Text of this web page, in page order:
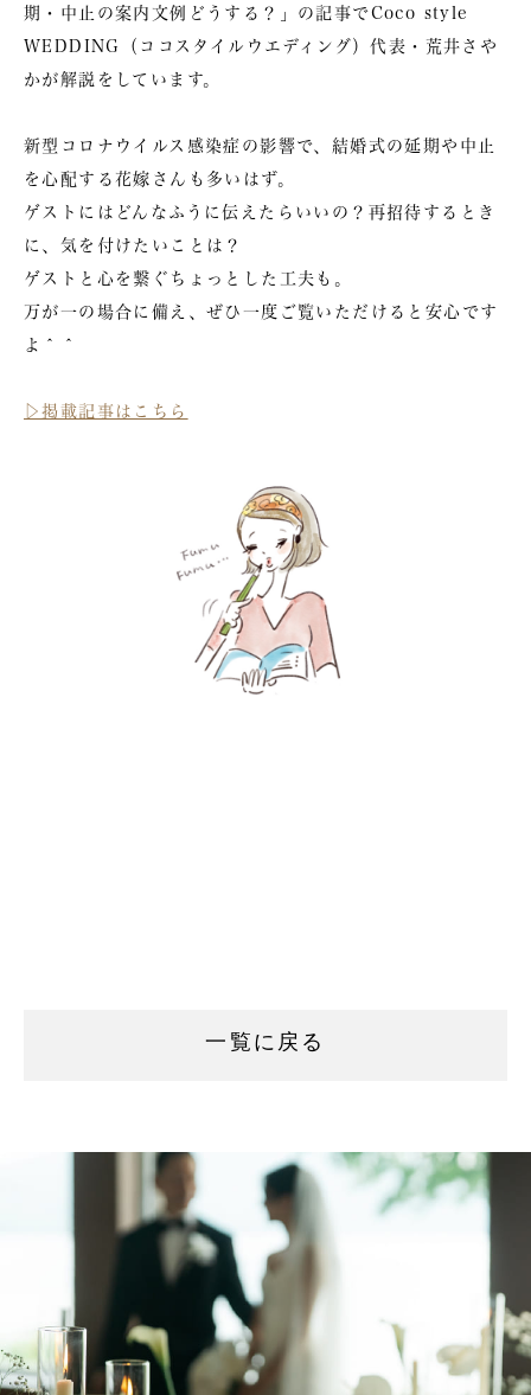
期・中止の案内文例どうする？」 の記事でCoco style
WEDDING（ココスタイルウエディング）代表・荒井さや
かが解説をしています。
新型コロナウイルス感染症の影響で、結婚式の延期や中止
を心配する花嫁さんも多いはず。
ゲストにはどんなふうに伝えたらいいの？再招待するとき
に、気を付けたいことは？
ゲストと心を繋ぐちょっとした工夫も。
万が一の場合に備え、ぜひ一度ご覧いただけると安心です
よ＾＾
▷掲載記事はこちら
一覧に戻る